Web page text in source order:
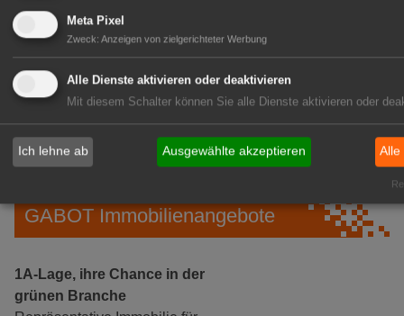
Gärtnerei Hanns
Mitarbeiter (m/w/d) für unsere
Herongen
zur Stellenanzeige
GABOT Immobilienangebote
1A-Lage, ihre Chance in der
grünen Branche
Meta Pixel
Zweck: Anzeigen von zielgerichteter Werbung
Alle Dienste aktivieren oder deaktivieren
Mit diesem Schalter können Sie alle Dienste aktivieren oder
Ich lehne ab Ausgewählte akzeptieren Alle